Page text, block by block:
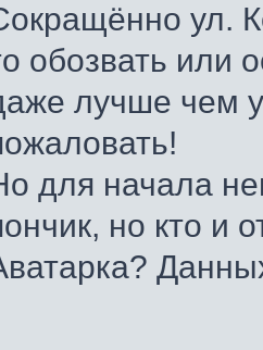
ул.
обозвать или
лучше чем у
для начала
но кто и